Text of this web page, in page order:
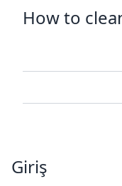
How to
Giriş